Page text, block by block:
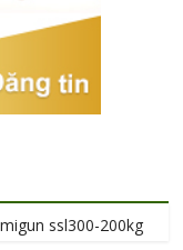
ssl300-200kg